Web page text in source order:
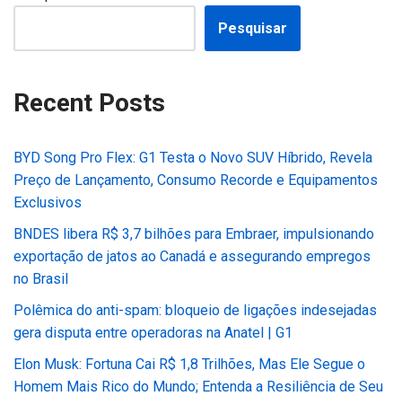
Pesquisar
Recent Posts
BYD Song Pro Flex: G1 Testa o Novo SUV Híbrido, Revela
Preço de Lançamento, Consumo Recorde e Equipamentos
Exclusivos
BNDES libera R$ 3,7 bilhões para Embraer, impulsionando
exportação de jatos ao Canadá e assegurando empregos
no Brasil
Polêmica do anti-spam: bloqueio de ligações indesejadas
gera disputa entre operadoras na Anatel | G1
Elon Musk: Fortuna Cai R$ 1,8 Trilhões, Mas Ele Segue o
Homem Mais Rico do Mundo; Entenda a Resiliência de Seu